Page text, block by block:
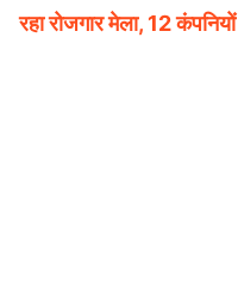
रहा रोजगार मेला, 12